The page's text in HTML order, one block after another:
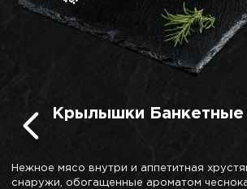
Крылышки Банкетные
Нежное мясо внутри и аппетитная
снаружи, обогащенные ароматом